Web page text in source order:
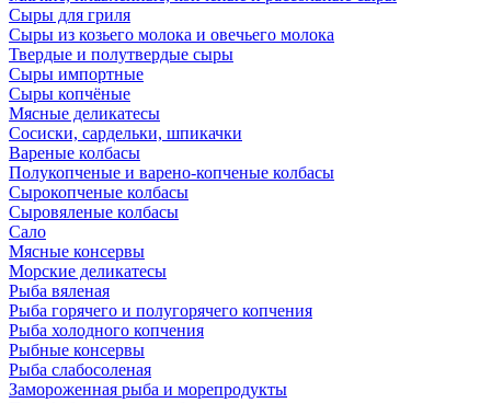
Сыры для гриля
Сыры из козьего молока и овечьего молока
Твердые и полутвердые сыры
Сыры импортные
Сыры копчёные
Мясные деликатесы
Сосиски, сардельки, шпикачки
Вареные колбасы
Полукопченые и варено-копченые колбасы
Сырокопченые колбасы
Сыровяленые колбасы
Сало
Мясные консервы
Морские деликатесы
Рыба вяленая
Рыба горячего и полугорячего копчения
Рыба холодного копчения
Рыбные консервы
Рыба слабосоленая
Замороженная рыба и морепродукты